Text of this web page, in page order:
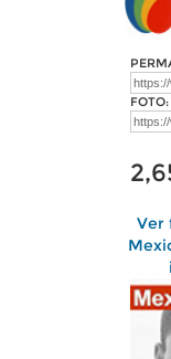
FOTO:
Ver